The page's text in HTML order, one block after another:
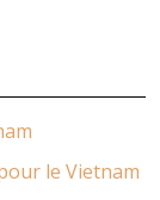
le Vietnam